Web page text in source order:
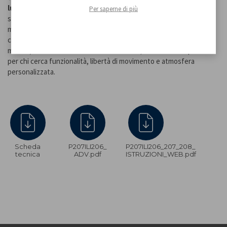
luce calda, fredda o naturale, mentre tenendo premuto il tasto
si regola facilmente l’intensità luminosa in base all’ambiente e al
momento della giornata. Grazie alla batteria integrata ad alta
capacità, offre un’autonomia prolungata (fino a 10 ore a intensità
minima). Ricaricabile via
per chi cerca funzionalità, libertà di movimento e atmosfera
personalizzata.
Scheda
tecnica
P207ILI206_
ADV.pdf
P207ILI206_207_208_
ISTRUZIONI_WEB.pdf
Per saperne di più